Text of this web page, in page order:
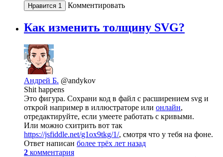
Нравится 1 Комментировать
Как изменить толщину SVG?
Андрей Б. @andykov
Shit happens
Это фигура. Сохрани код в файл с расширением svg и
открой например в иллюстраторе или онлайн,
отредактируйте, если умеете работать с кривыми.
Или можно схитрить вот так
https://jsfiddle.net/g1ox9tkg/1/, смотря что у тебя на фоне.
Ответ написан более трёх лет назад
2 комментария